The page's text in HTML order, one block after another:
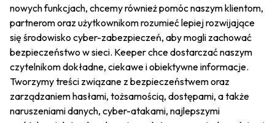
nowych funkcjach, chcemy również pomóc naszym klientom,
partnerom oraz użytkownikom rozumieć lepiej rozwijające
się środowisko cyber-zabezpieczeń, aby mogli zachować
bezpieczeństwo w sieci. Keeper chce dostarczać naszym
czytelnikom dokładne, ciekawe i obiektywne informacje.
Tworzymy treści związane z bezpieczeństwem oraz
zarządzaniem hasłami, tożsamością, dostępami, a także
naruszeniami danych, cyber-atakami, najlepszymi